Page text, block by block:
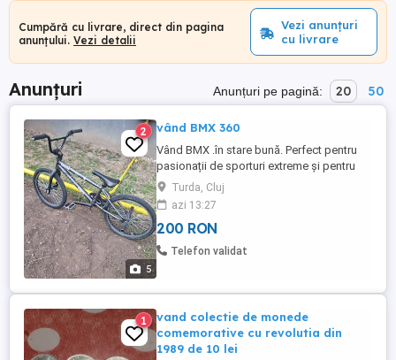
Cumpără cu livrare, direct din pagina
anunțului. Vezi detalii
Vezi anunțuri
cu livrare
Anunțuri Anunțuri pe pagină: 20 50
5
2 vând BMX 360
Vând BMX .în stare bună. Perfect pentru
pasionații de sporturi extreme și pentru
cei care iubesc să facă acrobații pe două
roți.. Prețul este de 200 lei Mai multe detalii
va rog să mă contactați. O 7 5 9 O 7 7 6 8
2.
Turda, Cluj
azi 13:27
200 RON
Telefon validat
1
vand colectie de monede
comemorative cu revolutia din
1989 de 10 lei